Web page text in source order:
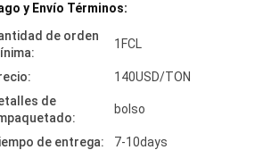
y Envío Términos:
de orden
1FCL
140USD/TON
de
bolso
de entrega:
7-10days